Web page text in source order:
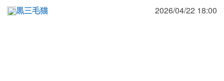
黒三毛猫 2026/04/22 18:00